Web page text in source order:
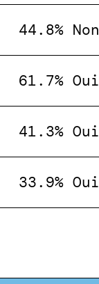
44.8% Non
61.7% Oui
41.3% Oui
33.9% Oui